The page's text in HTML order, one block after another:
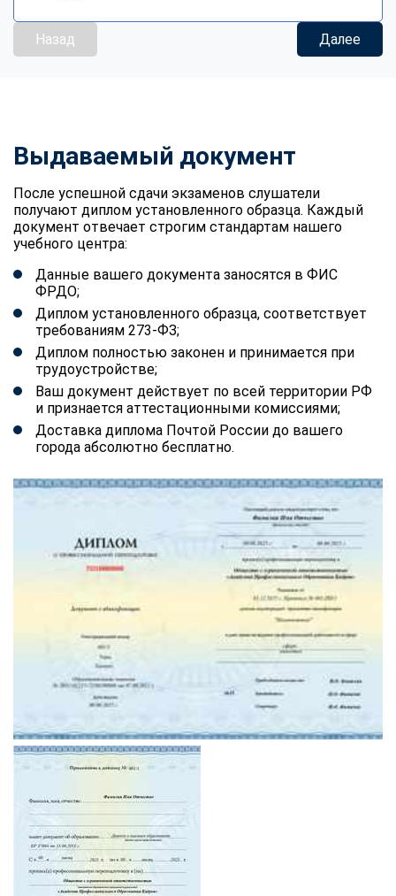
Назад Далее
Выдаваемый документ
После успешной сдачи экзаменов слушатели
получают диплом установленного образца. Каждый
документ отвечает строгим стандартам нашего
учебного центра:
Данные вашего документа заносятся в ФИС
ФРДО;
Диплом установленного образца, соответствует
требованиям 273-ФЗ;
Диплом полностью законен и принимается при
трудоустройстве;
Ваш документ действует по всей территории РФ
и признается аттестационными комиссиями;
Доставка диплома Почтой России до вашего
города абсолютно бесплатно.